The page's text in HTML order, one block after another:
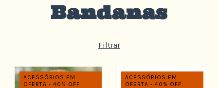
Bandanas
Filtrar
ACESSÓRIOS EM
OFERTA - 40% OFF
ACESSÓRIOS EM
OFERTA - 40% OFF